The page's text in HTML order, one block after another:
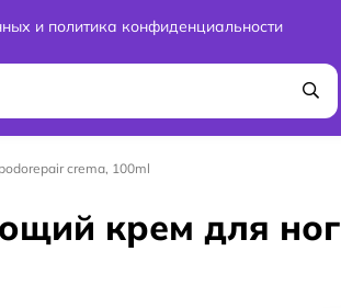
и политика конфиденциальности
crema, 100ml
крем для ног